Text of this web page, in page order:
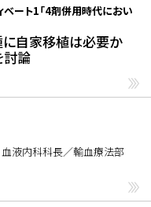
ベート1「4剤併用時代におい
に自家移植は必要か
論
血液内科科長／輸血療法部